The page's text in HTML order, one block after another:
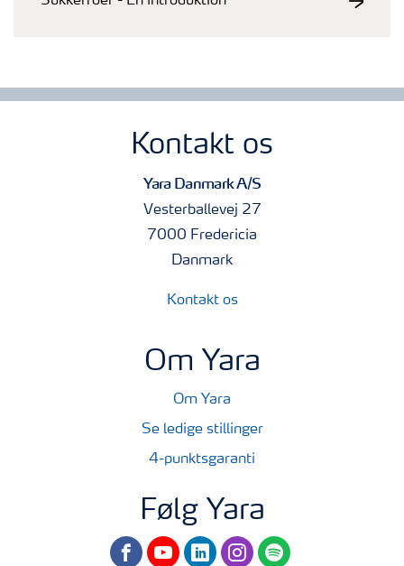
Kontakt os
Yara Danmark A/S
Vesterballevej 27
7000 Fredericia
Danmark
Kontakt os
Om Yara
Om Yara
Se ledige stillinger
4-punktsgaranti
Følg Yara
facebookyoutubelinkedininstagram
spotify